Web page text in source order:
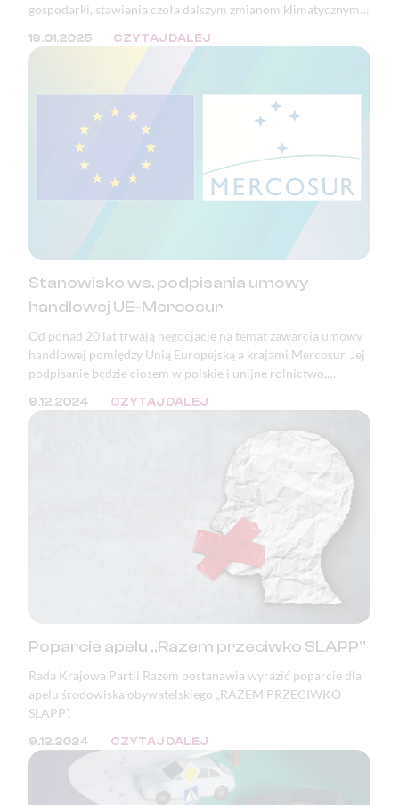
gospodarki, stawienia czoła dalszym zmianom klimatycznym i
wykorzystaniem potencjału i szans wynikających z rewolucji
19.01.2025 CZYTAJ DALEJ
Stanowisko ws. podpisania umowy
handlowej UE-Mercosur
Od ponad 20 lat trwają negocjacje na temat zawarcia umowy
handlowej pomiędzy Unią Europejską a krajami Mercosur. Jej
podpisanie będzie ciosem w polskie i unijne rolnictwo,
względem ekologicznym, klimatycznym i demokratycznym.
9.12.2024 CZYTAJ DALEJ
Poparcie apelu „Razem przeciwko SLAPP”
Rada Krajowa Partii Razem postanawia wyrazić poparcie dla
apelu środowiska obywatelskiego „RAZEM PRZECIWKO
SLAPP”.
9.12.2024 CZYTAJ DALEJ